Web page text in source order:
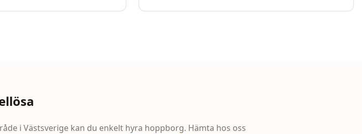
i Västsverige kan du enkelt hyra hoppborg. Hämta hos oss